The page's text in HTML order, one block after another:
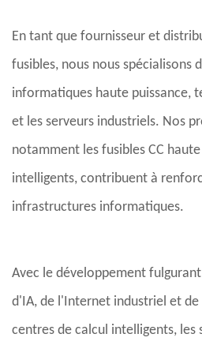
En tant que fournisseur et
fusibles, nous nous spécialisons
informatiques haute puissance,
et les serveurs industriels. Nos
notamment les fusibles CC
intelligents, contribuent à
infrastructures informatiques.
Avec le développement
d'IA, de l'Internet industriel et
centres de calcul intelligents, les